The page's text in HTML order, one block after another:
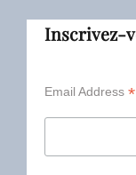
Inscrivez-
Email Address *